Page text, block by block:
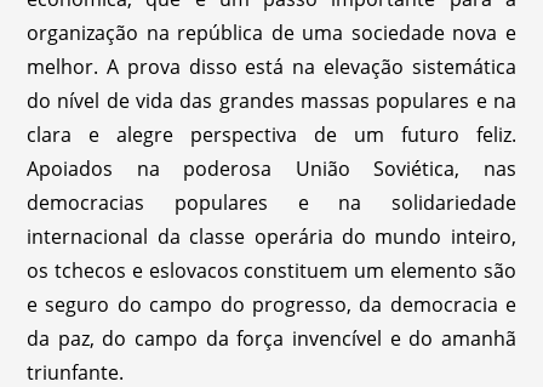
organização na república de uma sociedade nova e
melhor. A prova disso está na elevação sistemática
do nível de vida das grandes massas populares e na
clara e alegre perspectiva de um futuro feliz.
Apoiados na poderosa União Soviética, nas
democracias populares e na solidariedade
internacional da classe operária do mundo inteiro,
os tchecos e eslovacos constituem um elemento são
e seguro do campo do progresso, da democracia e
da paz, do campo da força invencível e do amanhã
triunfante.